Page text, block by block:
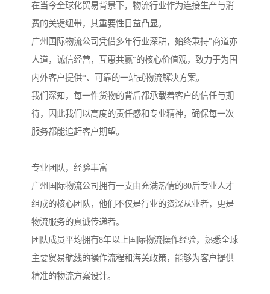
在当今全球化贸易背景下，物流行业作为连接生产与消
费的关键纽带，其重要性日益凸显。
广州国际物流公司凭借多年行业深耕，始终秉持"商道亦
人道，诚信经营，互惠共赢"的核心价值观，致力于为国
内外客户提供*、可靠的一站式物流解决方案。
我们深知，每一件货物的背后都承载着客户的信任与期
待，因此我们以高度的责任感和专业精神，确保每一次
服务都能追赶客户期望。
专业团队，经验丰富
广州国际物流公司拥有一支由充满热情的80后专业人才
组成的核心团队，他们不仅是行业的资深从业者，更是
物流服务的真诚传递者。
团队成员平均拥有8年以上国际物流操作经验，熟悉全球
主要贸易航线的操作流程和海关政策，能够为客户提供
精准的物流方案设计。